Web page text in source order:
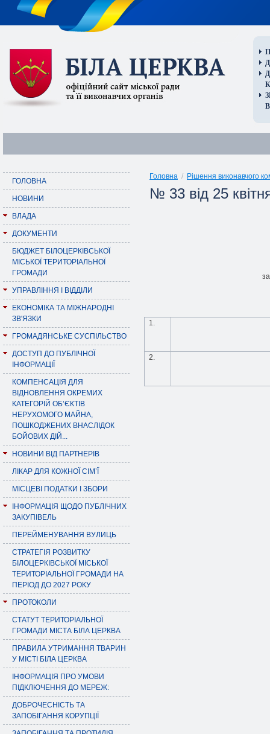
ГОЛОВНА
НОВИНИ
ВЛАДА
ДОКУМЕНТИ
БЮДЖЕТ БІЛОЦЕРКІВСЬКОЇ
МІСЬКОЇ ТЕРИТОРІАЛЬНОЇ
ГРОМАДИ
УПРАВЛІННЯ І ВІДДІЛИ
ЕКОНОМІКА ТА МІЖНАРОДНІ
ЗВ'ЯЗКИ
ГРОМАДЯНСЬКЕ СУСПІЛЬСТВО
ДОСТУП ДО ПУБЛІЧНОЇ
ІНФОРМАЦІЇ
КОМПЕНСАЦІЯ ДЛЯ
ВІДНОВЛЕННЯ ОКРЕМИХ
КАТЕГОРІЙ ОБ’ЄКТІВ
НЕРУХОМОГО МАЙНА,
ПОШКОДЖЕНИХ ВНАСЛІДОК
БОЙОВИХ ДІЙ...
НОВИНИ ВІД ПАРТНЕРІВ
ЛІКАР ДЛЯ КОЖНОЇ СІМ’Ї
МІСЦЕВІ ПОДАТКИ І ЗБОРИ
ІНФОРМАЦІЯ ЩОДО ПУБЛІЧНИХ
ЗАКУПІВЕЛЬ
ПЕРЕЙМЕНУВАННЯ ВУЛИЦЬ
СТРАТЕГІЯ РОЗВИТКУ
БІЛОЦЕРКІВСЬКОЇ МІСЬКОЇ
ТЕРИТОРІАЛЬНОЇ ГРОМАДИ НА
ПЕРІОД ДО 2027 РОКУ
ПРОТОКОЛИ
СТАТУТ ТЕРИТОРІАЛЬНОЇ
ГРОМАДИ МІСТА БІЛА ЦЕРКВА
ПРАВИЛА УТРИМАННЯ ТВАРИН
У МІСТІ БІЛА ЦЕРКВА
ІНФОРМАЦІЯ ПРО УМОВИ
ПІДКЛЮЧЕННЯ ДО МЕРЕЖ:
ДОБРОЧЕСНІСТЬ ТА
ЗАПОБІГАННЯ КОРУПЦІЇ
Головна / Рішення виконавчого
№ 33 від 25
1.
2.